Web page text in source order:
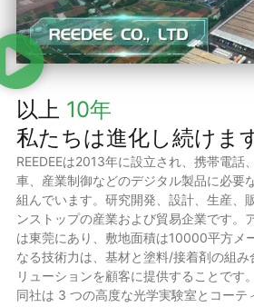
以上 10年
私たちは進化し続けま
REEDEEは2013年に設立され、携帯電話
車、産業制御などのデジタル製品に必要
組んでいます。研究開発、設計、生産、
ンストップの産業および貿易企業です。
は東莞にあり、敷地面積は10000平方メ
なる技術力は、基材と塗料/接着剤の組み
リューションを顧客に提供することです。
同社は 3 つの高度な光学実験室とコーテ